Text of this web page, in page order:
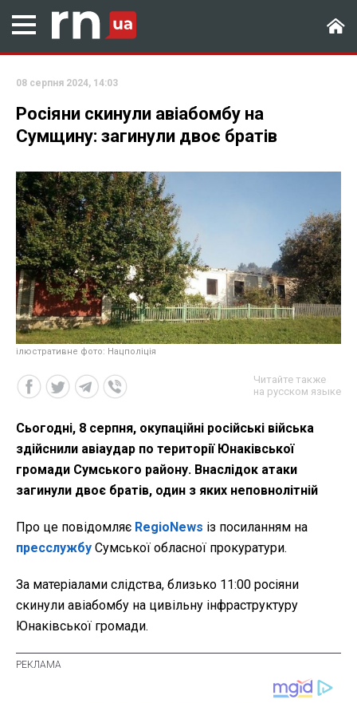
08 серпня 2024, 14:03
Росіяни скинули авіабомбу на
Сумщину: загинули двоє братів
ілюстративне фото: Нацполіція
Читайте также
на русском языке
Сьогодні, 8 серпня, окупаційні російські війська
здійснили авіаудар по території Юнаківської
громади Сумського району. Внаслідок атаки
загинули двоє братів, один з яких неповнолітній
Про це повідомляє RegioNews із посиланням на
пресслужбу Сумської обласної прокуратури.
За матеріалами слідства, близько 11:00 росіяни
скинули авіабомбу на цивільну інфраструктуру
Юнаківської громади.